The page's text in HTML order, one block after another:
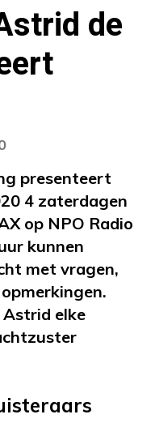
de
presenteert
4 zaterdagen
op NPO Radio
kunnen
met vragen,
elke